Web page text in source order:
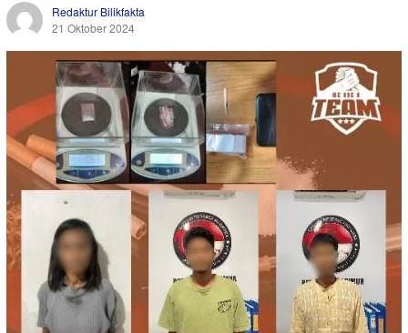
Redaktur Bilikfakta
21 Oktober 2024